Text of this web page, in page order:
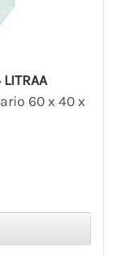
60 x 40 x